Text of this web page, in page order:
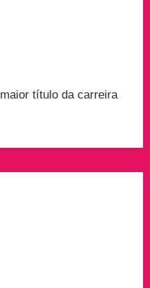
título da carreira